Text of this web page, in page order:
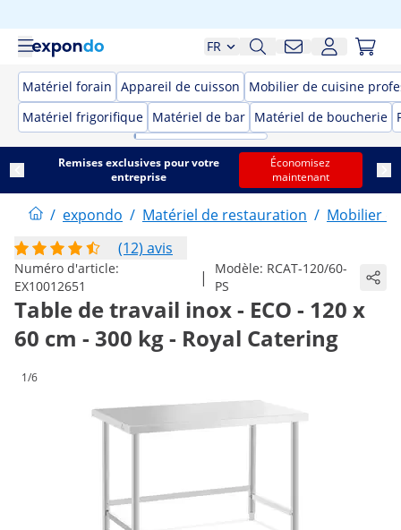
FR
Matériel forain Appareil de cuisson
Mobilier de cuisine
Matériel frigorifique Matériel de bar Matériel de boucherie
Remises exclusives pour votre
entreprise
Économisez
maintenant
/ expondo / Matériel de restauration / Mobilier
(12) avis
Numéro d'article:
EX10012651
| Modèle: RCAT-120/60-
PS
Table de travail inox - ECO - 120 x
60 cm - 300 kg - Royal Catering
1/6